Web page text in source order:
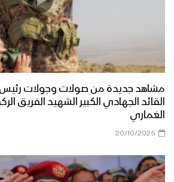
مشاهد جديدة من صولات وجولات رئيس
القائد الجهادي الكبير الشهيد الفريق
الغماري
20/10/2025